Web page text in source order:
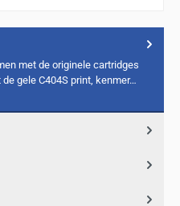
met de originele cartridges
gele C404S print, kenmer…